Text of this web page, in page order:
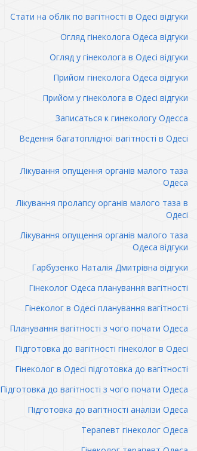
Стати на облік по вагітності в Одесі відгуки
Огляд гінеколога Одеса відгуки
Огляд у гінеколога в Одесі відгуки
Прийом гінеколога Одеса відгуки
Прийом у гінеколога в Одесі відгуки
Записаться к гинекологу Одесса
Ведення багатоплідної вагітності в Одесі
Лікування опущення органів малого таза
Одеса
Лікування пролапсу органів малого таза в
Одесі
Лікування опущення органів малого таза
Одеса відгуки
Гарбузенко Наталія Дмитрівна відгуки
Гінеколог Одеса планування вагітності
Гінеколог в Одесі планування вагітності
Планування вагітності з чого почати Одеса
Підготовка до вагітності гінеколог в Одесі
Гінеколог в Одесі підготовка до вагітності
Підготовка до вагітності з чого почати Одеса
Підготовка до вагітності аналізи Одеса
Терапевт гінеколог Одеса